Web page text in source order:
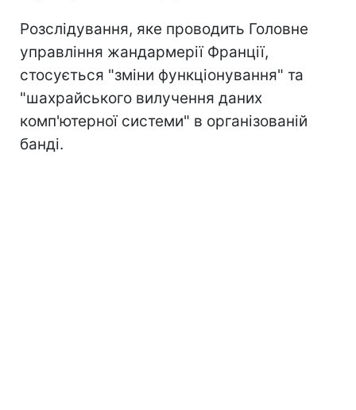
Розслідування, яке проводить Головне
управління жандармерії Франції,
стосується "зміни функціонування" та
"шахрайського вилучення даних
комп'ютерної системи" в організованій
банді.